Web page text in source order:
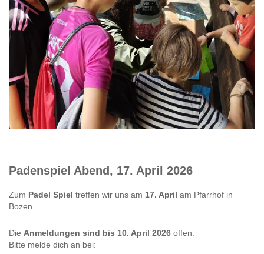
Padenspiel Abend, 17. April 2026
Zum Padel Spiel treffen wir uns am 17. April am Pfarrhof in
Bozen.
Die Anmeldungen sind bis 10. April 2026 offen.
Bitte melde dich an bei: